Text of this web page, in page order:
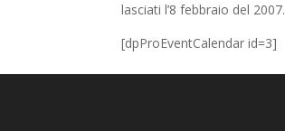
lasciati l’8 febbraio del 2007.
[dpProEventCalendar id=3]